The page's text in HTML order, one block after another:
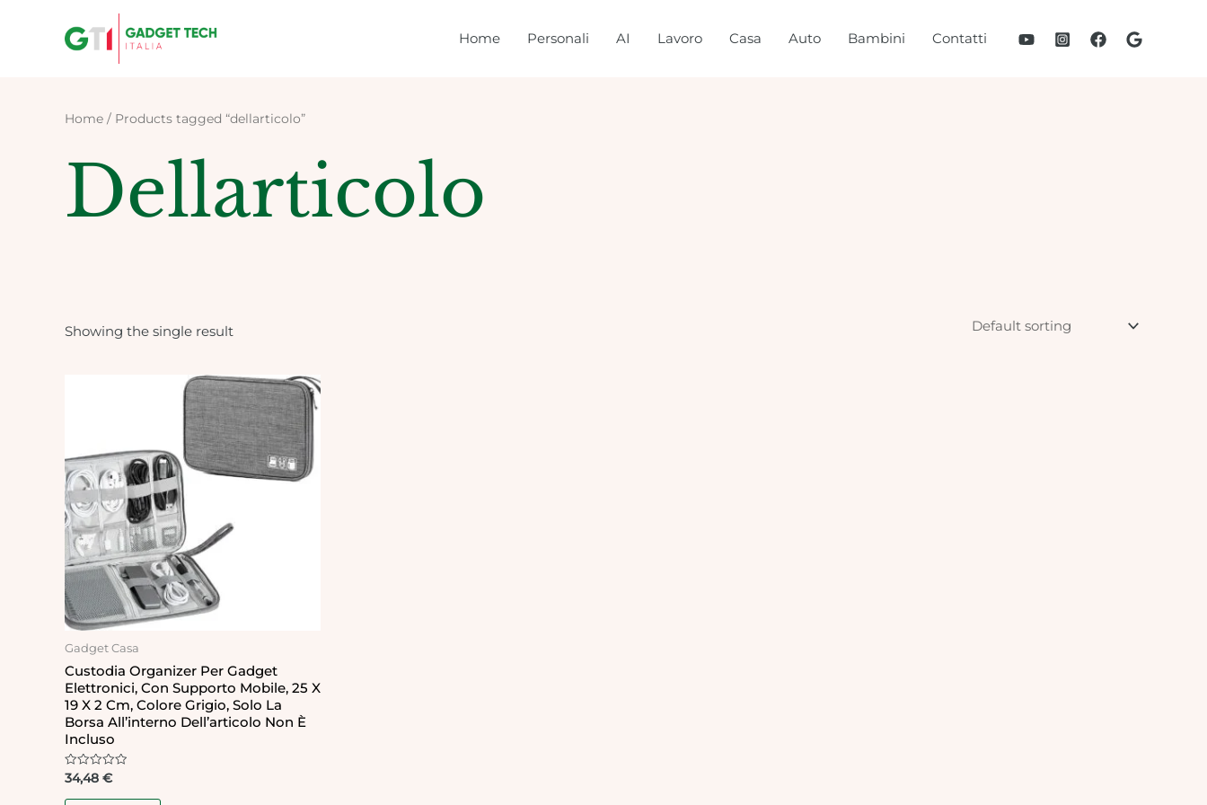
Home Personali AI Lavoro Casa Auto Bambini Contatti
Home / Products tagged “dellarticolo”
Dellarticolo
Showing the single result
Gadget Casa
Custodia Organizer Per Gadget
Elettronici, Con Supporto Mobile, 25 X
19 X 2 Cm, Colore Grigio, Solo La
Borsa All’interno Dell’articolo Non È
Incluso
Rated
out
34,48 €